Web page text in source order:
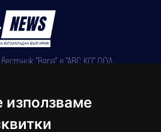
използваме
"Вяра" е "АВС КО" ООД,
година.
43